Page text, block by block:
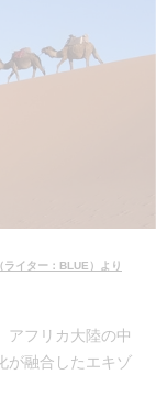
イター：BLUE）より
アフリカ大陸の中
が融合したエキゾ